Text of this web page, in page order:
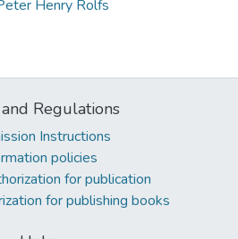
Henry Rolfs
Regulations
Instructions
policies
for publication
for publishing books